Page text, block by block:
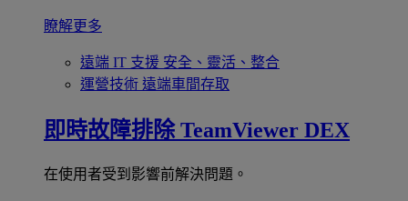
瞭解更多
遠端 IT 支援 安全、靈活、整合
運營技術 遠端車間存取
即時故障排除 TeamViewer DEX
在使用者受到影響前解決問題。